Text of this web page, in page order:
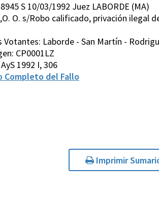
S 10/03/1992 Juez LABORDE (MA)
O. s/Robo calificado, privación ilegal
Laborde - San Martín -
CP0001LZ
1992 I, 306
Completo del Fallo
Imprimir